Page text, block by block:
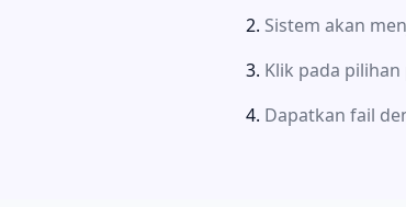
Sistem akan
Klik pada
Dapatkan fail